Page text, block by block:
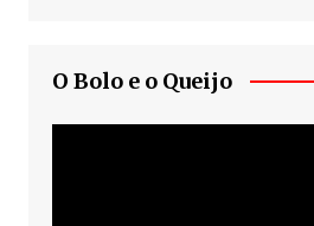
O Bolo e o Queijo